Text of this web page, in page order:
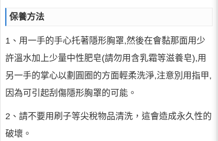
保養方法
1、用一手的手心托著隱形胸罩,然後在會黏那面用少
許溫水加上少量中性肥皂(請勿用含乳霜等滋養皂),用
另一手的掌心以劃圓圈的方面輕柔洗淨,注意別用指甲,
因為可引起刮傷隱形胸罩的可能。
2、請不要用刷子等尖稅物品清洗，這會造成永久性的
破壞。